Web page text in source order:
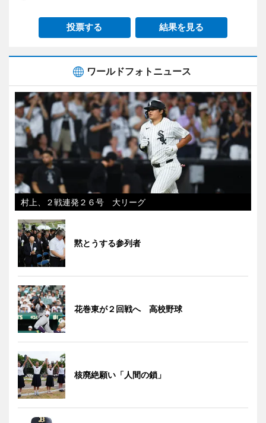
投票する 結果を見る
ワールドフォトニュース
村上、２戦連発２６号 大リーグ
黙とうする参列者
花巻東が２回戦へ 高校野球
核廃絶願い「人間の鎖」